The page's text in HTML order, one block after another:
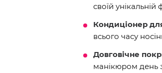
своїй унікальній
Кондиціонер
всього часу
Довговічне
манікюром день